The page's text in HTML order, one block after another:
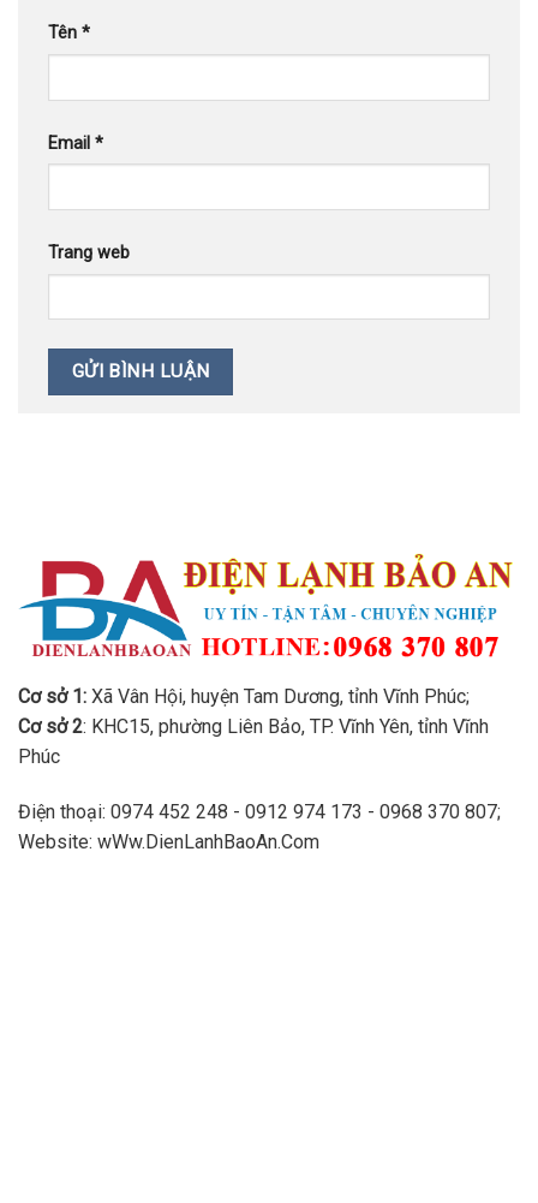
Tên *
Email *
Trang web
Cơ sở 1: Xã Vân Hội, huyện Tam Dương, tỉnh Vĩnh Phúc;
Cơ sở 2: KHC15, phường Liên Bảo, TP. Vĩnh Yên, tỉnh Vĩnh
Phúc
Điện thoại: 0974 452 248 - 0912 974 173 - 0968 370 807;
Website: wWw.DienLanhBaoAn.Com